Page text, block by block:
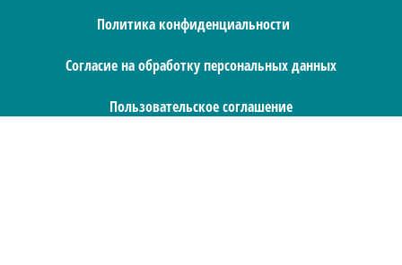
Пользовательское соглашение
Политика конфиденциальности
Согласие на обработку персональных данных